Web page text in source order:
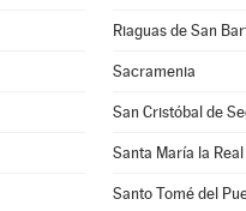
Riaguas de San
Sacramenia
San Cristóbal de
Santa María la
Santo Tomé del